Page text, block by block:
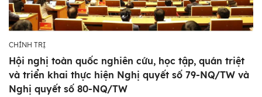
CHÍNH TRỊ
Hội nghị toàn quốc nghiên cứu, học tập, quán triệt
và triển khai thực hiện Nghị quyết số 79-NQ/TW và
Nghị quyết số 80-NQ/TW